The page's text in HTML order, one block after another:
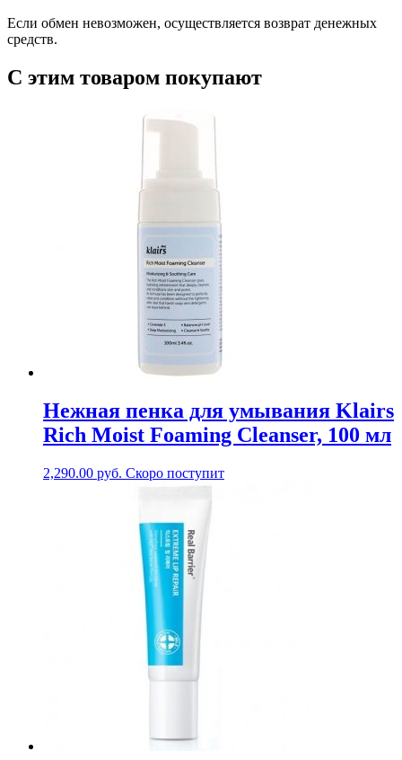
Если обмен невозможен, осуществляется возврат денежных
средств.
С этим товаром покупают
Нежная пенка для умывания Klairs
Rich Moist Foaming Cleanser, 100 мл
2,290.00 руб. Скоро поступит